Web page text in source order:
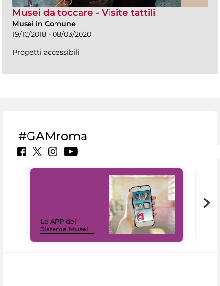
Musei da toccare - Visite tattili
Musei in Comune
19/10/2018 - 08/03/2020
Progetti accessibili
#GAMroma
Le APP del
Sistema Musei